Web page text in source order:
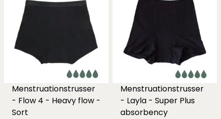
Menstruationstrusser
- Flow 4 - Heavy flow -
Sort
Menstruationstrusser
- Layla - Super Plus
absorbency